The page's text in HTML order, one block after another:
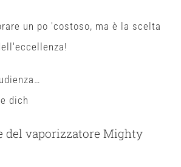
un po 'costoso, ma è la scelta
dich
del vaporizzatore Mighty